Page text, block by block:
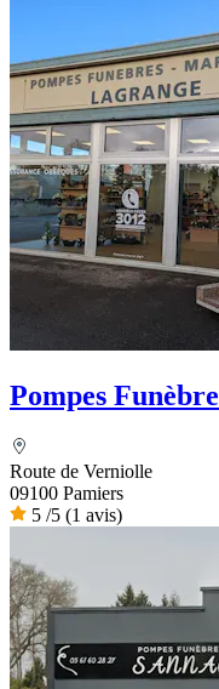
Pompes
Route de Verniolle
09100 Pamiers
5 /5 (1 avis)